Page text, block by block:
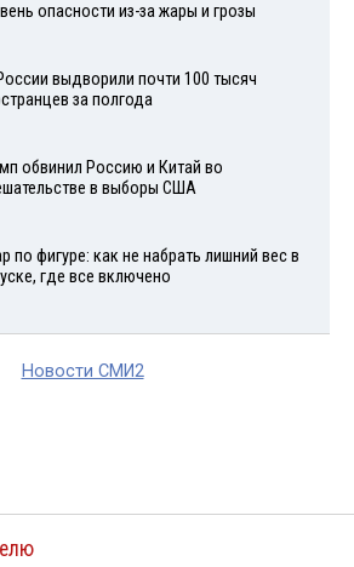
опасности из-за жары и грозы
выдворили почти 100 тысяч
за полгода
обвинил Россию и Китай во
в выборы США
по фигуре: как не набрать лишний вес в
где все включено
Новости СМИ2